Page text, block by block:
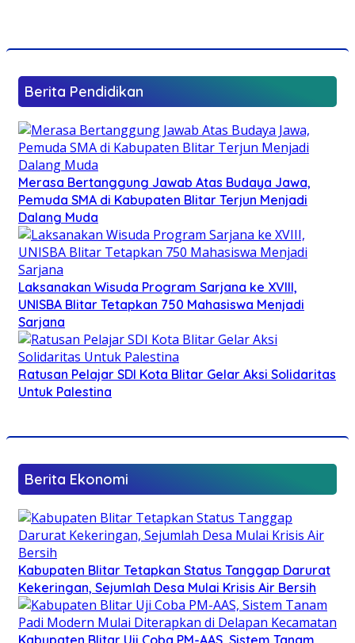
Berita Pendidikan
Merasa Bertanggung Jawab Atas Budaya Jawa,
Pemuda SMA di Kabupaten Blitar Terjun Menjadi
Dalang Muda
Laksanakan Wisuda Program Sarjana ke XVIII,
UNISBA Blitar Tetapkan 750 Mahasiswa Menjadi
Sarjana
Ratusan Pelajar SDI Kota Blitar Gelar Aksi Solidaritas
Untuk Palestina
Berita Ekonomi
Kabupaten Blitar Tetapkan Status Tanggap Darurat
Kekeringan, Sejumlah Desa Mulai Krisis Air Bersih
Kabupaten Blitar Uji Coba PM-AAS, Sistem Tanam